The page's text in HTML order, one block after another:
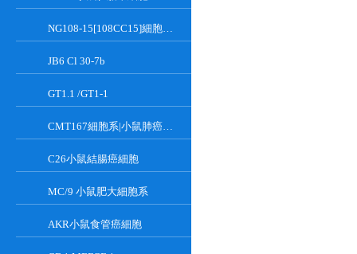
NG108-15[108CC15]細胞系|小鼠神經母瘤與大鼠膠質瘤之融合細胞
JB6 Cl 30-7b
GT1.1 /GT1-1
CMT167細胞系|小鼠肺癌細胞
C26小鼠結腸癌細胞
MC/9 小鼠肥大細胞系
AKR小鼠食管癌細胞